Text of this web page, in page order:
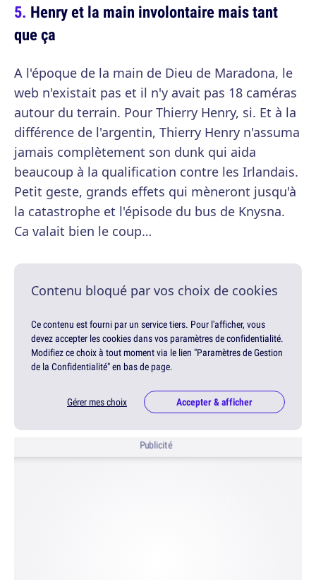
Henry et la main involontaire mais tant
que ça
A l'époque de la main de Dieu de Maradona, le
web n'existait pas et il n'y avait pas 18 caméras
autour du terrain. Pour Thierry Henry, si. Et à la
différence de l'argentin, Thierry Henry n'assuma
jamais complètement son dunk qui aida
beaucoup à la qualification contre les Irlandais.
Petit geste, grands effets qui mèneront jusqu'à
la catastrophe et l'épisode du bus de Knysna.
Ca valait bien le coup…
Contenu bloqué par vos choix de cookies
Ce contenu est fourni par un service tiers. Pour l'afficher, vous
devez accepter les cookies dans vos paramètres de confidentialité.
Modifiez ce choix à tout moment via le lien "Paramètres de Gestion
de la Confidentialité" en bas de page.
Gérer mes choix Accepter & afficher
Publicité